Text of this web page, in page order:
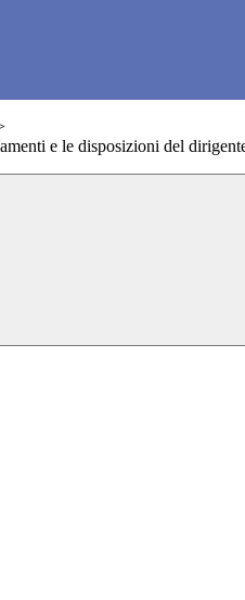
e le disposizioni del